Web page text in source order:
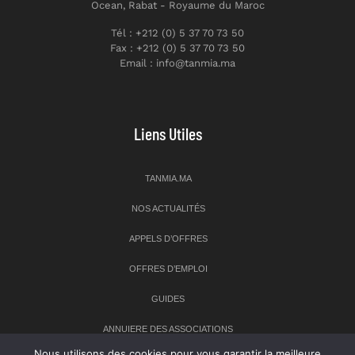
Ocean, Rabat - Royaume du Maroc
Tél : +212 (0) 5 37 70 73 50
Fax : +212 (0) 5 37 70 73 50
Email : info@tanmia.ma
Liens Utiles
TANMIA.MA
NOS ACTUALITÉS
APPELS D’OFFRES
OFFRES D’EMPLOI
GUIDES
ANNUIERE DES ASSOCIATIONS